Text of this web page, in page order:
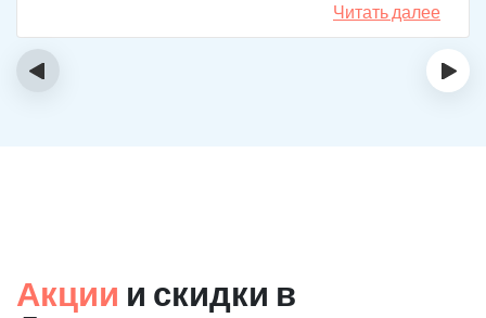
Мы согласились. Вот уже 4 месяца как сын не пьет. На
работу устроился, дома помогает, девушку завел.
Читать далее
‹ ›
Акции и скидки в